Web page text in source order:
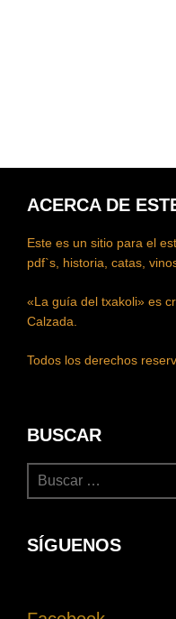
ACERCA DE
Este es un sitio para el
pdf`s, historia, catas,
«La guía del txakoli» es
Calzada.
Todos los derechos
BUSCAR
SÍGUENOS